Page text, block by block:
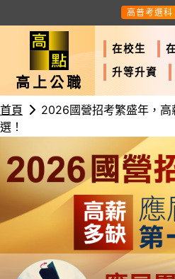
高普考選科
高上公職
在校生
升等升資
首頁
2026國營招考繁盛年，
選！